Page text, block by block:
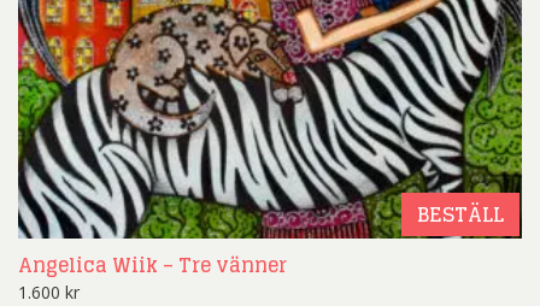
BESTÄLL
Angelica Wiik – Tre vänner
1.600 kr